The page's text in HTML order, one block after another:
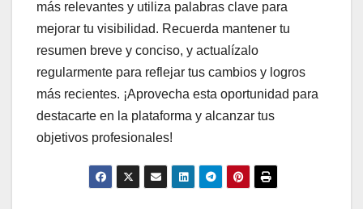
más relevantes y utiliza palabras clave para
mejorar tu visibilidad. Recuerda mantener tu
resumen breve y conciso, y actualízalo
regularmente para reflejar tus cambios y logros
más recientes. ¡Aprovecha esta oportunidad para
destacarte en la plataforma y alcanzar tus
objetivos profesionales!